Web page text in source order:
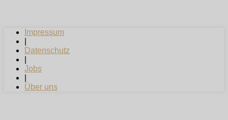
Impressum
Datenschutz
Jobs
Über uns